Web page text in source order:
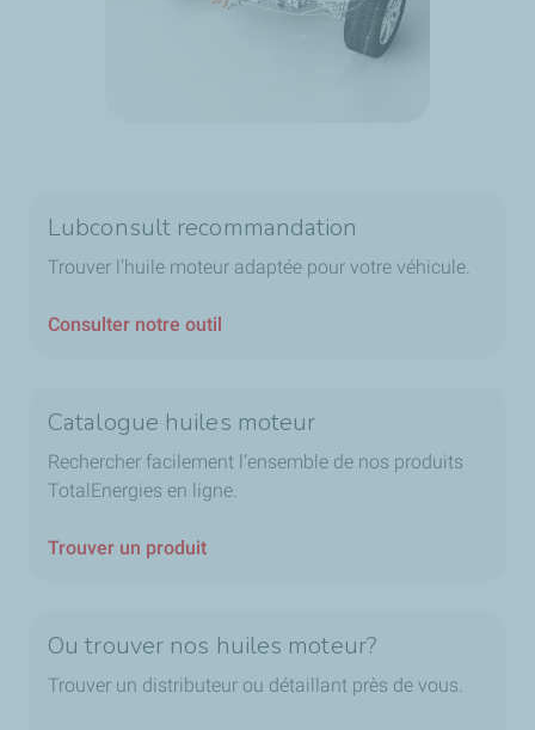
Lubconsult recommandation
Trouver l’huile moteur adaptée pour votre véhicule.
Consulter notre outil
Catalogue huiles moteur
Rechercher facilement l’ensemble de nos produits
TotalEnergies en ligne.
Trouver un produit
Ou trouver nos huiles moteur?
Trouver un distributeur ou détaillant près de vous.